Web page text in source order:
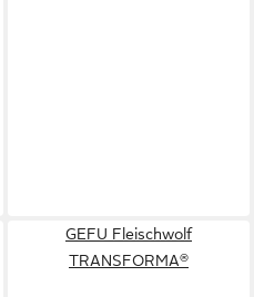
GEFU Fleischwolf
TRANSFORMA®